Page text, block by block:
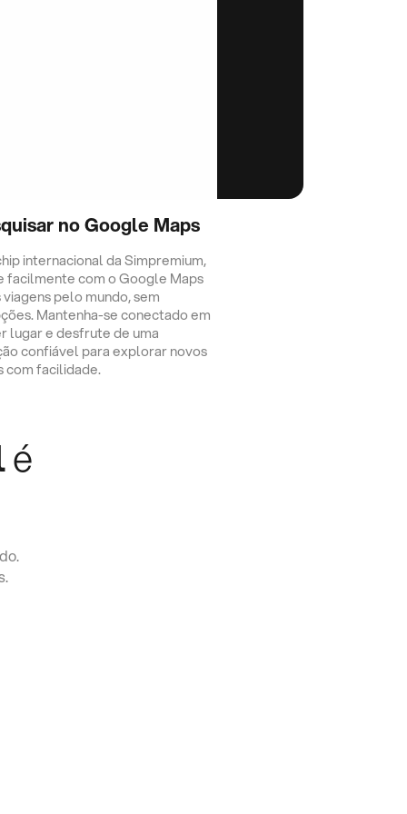
no Google Maps
internacional da Simpremium,
facilmente com o Google Maps
viagens pelo mundo, sem
Mantenha-se conectado em
lugar e desfrute de uma
confiável para explorar novos
com facilidade.
é